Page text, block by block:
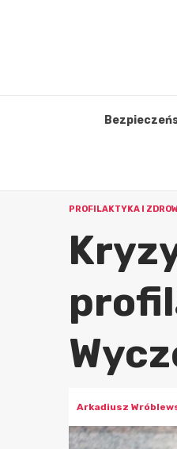
PROFILAKTYKA I
Arkadiusz